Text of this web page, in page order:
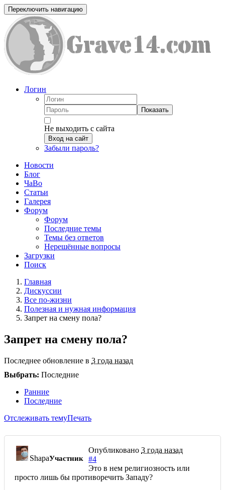
Переключить навигацию
Логин
Показать
Не выходить с сайта
Вход на сайт
Забыли пароль?
Новости
Блог
ЧаВо
Статьи
Галерея
Форум
Форум
Последние темы
Темы без ответов
Нерешённые вопросы
Загрузки
Поиск
Главная
Дискуссии
Все по-жизни
Полезная и нужная информация
Запрет на смену пола?
Запрет на смену пола?
Последнее обновление в 3 года назад
Выбрать: Последние
Ранние
Последние
Отслеживать темуПечать
ShapaУчастник
Опубликовано 3 года назад
#4
Это в нем религиозность или
просто лишь бы противоречить Западу?